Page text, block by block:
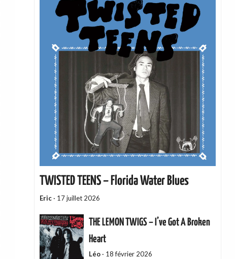
TWISTED TEENS – Florida Water Blues
Eric · 17 juillet 2026
THE LEMON TWIGS – I’ve Got A Broken
Heart
Léo· 18 février 2026